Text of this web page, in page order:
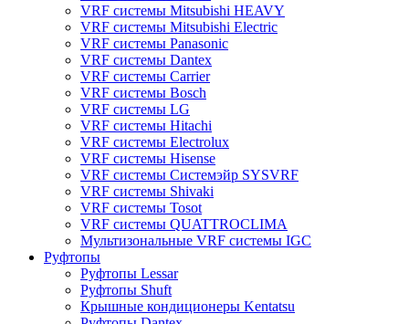
VRF системы Mitsubishi HEAVY
VRF системы Mitsubishi Electric
VRF системы Panasonic
VRF системы Dantex
VRF системы Carrier
VRF системы Bosch
VRF системы LG
VRF системы Hitachi
VRF системы Electrolux
VRF системы Hisense
VRF системы Системэйр SYSVRF
VRF системы Shivaki
VRF системы Tosot
VRF системы QUATTROCLIMA
Мультизональные VRF системы IGC
Руфтопы
Руфтопы Lessar
Руфтопы Shuft
Крышные кондиционеры Kentatsu